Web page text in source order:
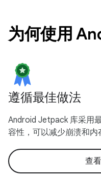
为何使用
遵循最佳做法
Android Jetpack 库采用
容性，可以减少崩溃和内
查